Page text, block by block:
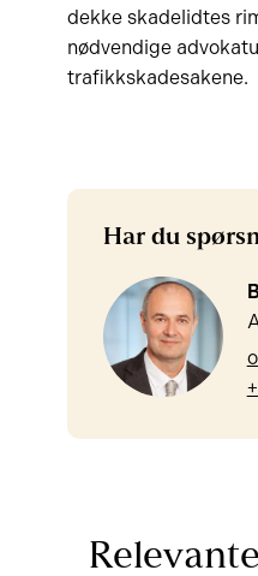
dekke skadelidtes
nødvendige
trafikkskadesakene.
Har du